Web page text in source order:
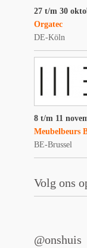
27 t/m 30
Orgatec
DE-Köln
8 t/m 11
Meubelbeurs
BE-Brussel
Volg ons
@onshuis